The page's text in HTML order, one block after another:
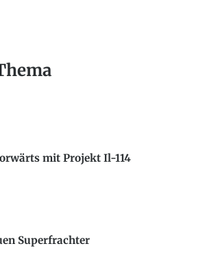
mit Projekt Il-114
Superfrachter